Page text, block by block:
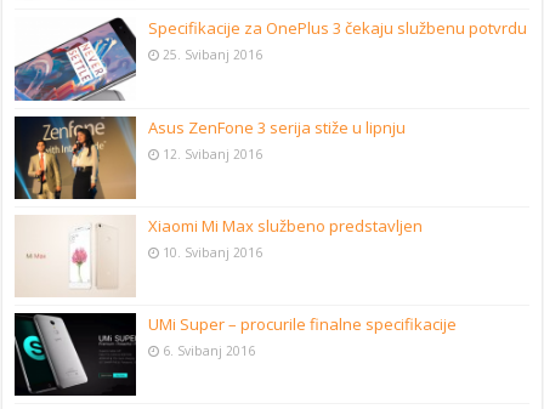
Specifikacije za OnePlus 3 čekaju službenu potvrdu
25. Svibanj 2016
Asus ZenFone 3 serija stiže u lipnju
12. Svibanj 2016
Xiaomi Mi Max službeno predstavljen
10. Svibanj 2016
UMi Super – procurile finalne specifikacije
6. Svibanj 2016